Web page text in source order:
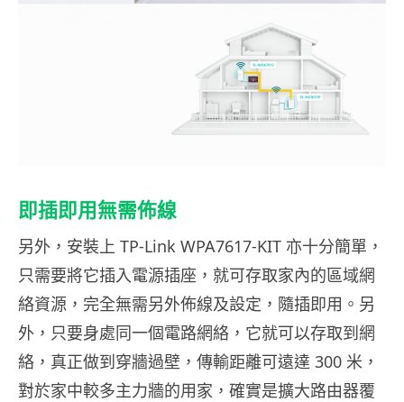
即插即用無需佈線
另外，安裝上 TP-Link WPA7617-KIT 亦十分簡單，
只需要將它插入電源插座，就可存取家內的區域網
絡資源，完全無需另外佈線及設定，隨插即用。另
外，只要身處同一個電路網絡，它就可以存取到網
絡，真正做到穿牆過壁，傳輸距離可遠達 300 米，
對於家中較多主力牆的用家，確實是擴大路由器覆